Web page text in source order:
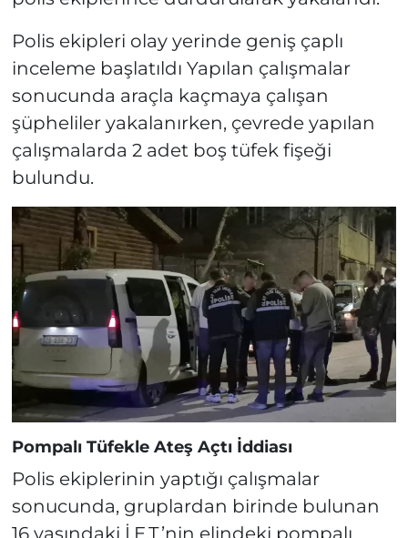
Polis ekipleri olay yerinde geniş çaplı
inceleme başlatıldı Yapılan çalışmalar
sonucunda araçla kaçmaya çalışan
şüpheliler yakalanırken, çevrede yapılan
çalışmalarda 2 adet boş tüfek fişeği
bulundu.
Pompalı Tüfekle Ateş Açtı İddiası
Polis ekiplerinin yaptığı çalışmalar
sonucunda, gruplardan birinde bulunan
16 yaşındaki İ.E.T.’nin elindeki pompalı